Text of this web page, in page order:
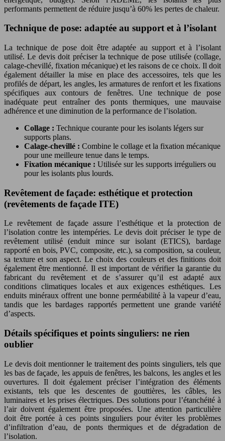
performants permettent de réduire jusqu’à 60% les pertes de chaleur.
Technique de pose: adaptée au support et à l’isolant
La technique de pose doit être adaptée au support et à l’isolant
utilisé. Le devis doit préciser la technique de pose utilisée (collage,
calage-chevillé, fixation mécanique) et les raisons de ce choix. Il doit
également détailler la mise en place des accessoires, tels que les
profilés de départ, les angles, les armatures de renfort et les fixations
spécifiques aux contours de fenêtres. Une technique de pose
inadéquate peut entraîner des ponts thermiques, une mauvaise
adhérence et une diminution de la performance de l’isolation.
Collage : Technique courante pour les isolants légers sur
supports plans.
Calage-chevillé : Combine le collage et la fixation mécanique
pour une meilleure tenue dans le temps.
Fixation mécanique : Utilisée sur les supports irréguliers ou
pour les isolants plus lourds.
Revêtement de façade: esthétique et protection
(revêtements de façade ITE)
Le revêtement de façade assure l’esthétique et la protection de
l’isolation contre les intempéries. Le devis doit préciser le type de
revêtement utilisé (enduit mince sur isolant (ETICS), bardage
rapporté en bois, PVC, composite, etc.), sa composition, sa couleur,
sa texture et son aspect. Le choix des couleurs et des finitions doit
également être mentionné. Il est important de vérifier la garantie du
fabricant du revêtement et de s’assurer qu’il est adapté aux
conditions climatiques locales et aux exigences esthétiques. Les
enduits minéraux offrent une bonne perméabilité à la vapeur d’eau,
tandis que les bardages rapportés permettent une grande variété
d’aspects.
Détails spécifiques et points singuliers: ne rien
oublier
Le devis doit mentionner le traitement des points singuliers, tels que
les bas de façade, les appuis de fenêtres, les balcons, les angles et les
ouvertures. Il doit également préciser l’intégration des éléments
existants, tels que les descentes de gouttières, les câbles, les
luminaires et les prises électriques. Des solutions pour l’étanchéité à
l’air doivent également être proposées. Une attention particulière
doit être portée à ces points singuliers pour éviter les problèmes
d’infiltration d’eau, de ponts thermiques et de dégradation de
l’isolation.